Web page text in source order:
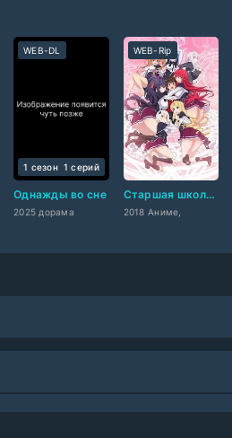
Однажды во сне
2025 дорама
WEB-DL
1 сезон 1 cерий
Старшая школа DxD: Герой — Эпизод 0
2018 Аниме,
WEB-Rip